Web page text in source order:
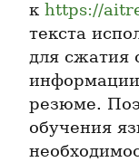
к https://
текста
для сжатия
резюме.
обучения